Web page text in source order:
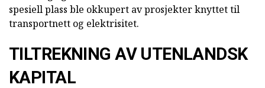
spesiell plass ble okkupert av prosjekter knyttet til
transportnett og elektrisitet.
TILTREKNING AV UTENLANDSK
KAPITAL